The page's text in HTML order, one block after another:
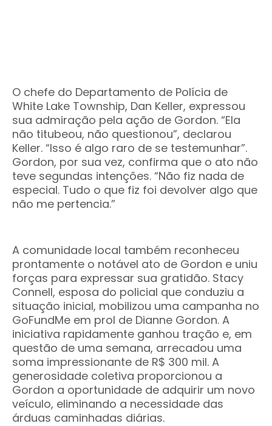
O chefe do Departamento de Polícia de
White Lake Township, Dan Keller, expressou
sua admiração pela ação de Gordon. “Ela
não titubeou, não questionou”, declarou
Keller. “Isso é algo raro de se testemunhar”.
Gordon, por sua vez, confirma que o ato não
teve segundas intenções. “Não fiz nada de
especial. Tudo o que fiz foi devolver algo que
não me pertencia.”
A comunidade local também reconheceu
prontamente o notável ato de Gordon e uniu
forças para expressar sua gratidão. Stacy
Connell, esposa do policial que conduziu a
situação inicial, mobilizou uma campanha no
GoFundMe em prol de Dianne Gordon. A
iniciativa rapidamente ganhou tração e, em
questão de uma semana, arrecadou uma
soma impressionante de R$ 300 mil. A
generosidade coletiva proporcionou a
Gordon a oportunidade de adquirir um novo
veículo, eliminando a necessidade das
árduas caminhadas diárias.